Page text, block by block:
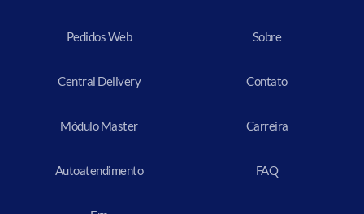
Pedidos Web
Central Delivery
Módulo Master
Autoatendimento
Sobre
Contato
Carreira
FAQ